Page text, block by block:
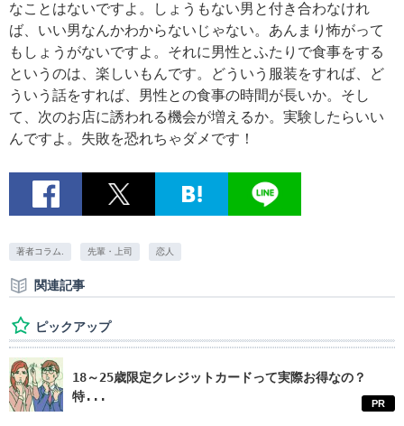
なことはないですよ。しょうもない男と付き合わなけれ
ば、いい男なんかわからないじゃない。あんまり怖がって
もしょうがないですよ。それに男性とふたりで食事をする
というのは、楽しいもんです。どういう服装をすれば、ど
ういう話をすれば、男性との食事の時間が長いか。そし
て、次のお店に誘われる機会が増えるか。実験したらいい
んですよ。失敗を恐れちゃダメです！
著者コラム. 先輩・上司 恋人
関連記事
ピックアップ
18～25歳限定クレジットカードって実際お得なの？
特...
PR